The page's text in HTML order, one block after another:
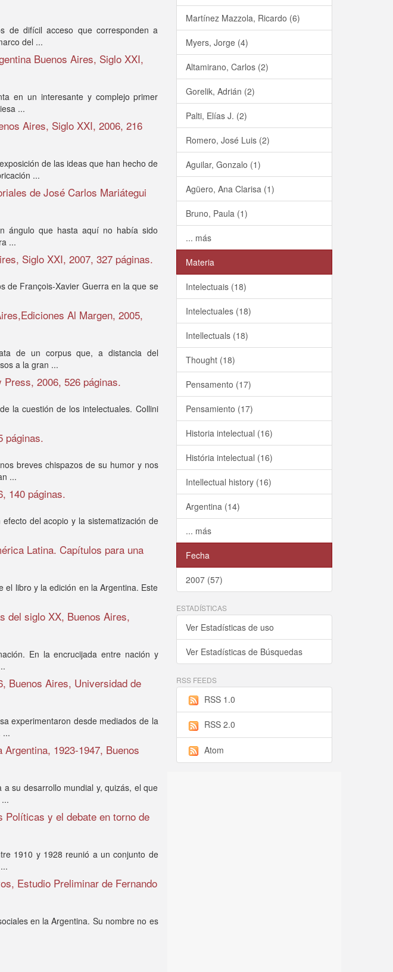
de difícil acceso que corresponden a
del ...
Buenos Aires, Siglo XXI,
en un interesante y complejo primer
...
Aires, Siglo XXI, 2006, 216
de las ideas que han hecho de
...
de José Carlos Mariátegui
ángulo que hasta aquí no había sido
...
Siglo XXI, 2007, 327 páginas.
de François-Xavier Guerra en la que se
Al Margen, 2005,
de un corpus que, a distancia del
a la gran ...
2006, 526 páginas.
la cuestión de los intelectuales. Collini
páginas.
breves chispazos de su humor y nos
...
140 páginas.
del acopio y la sistematización de
Latina. Capítulos para una
libro y la edición en la Argentina. Este
del siglo XX, Buenos Aires,
En la encrucijada entre nación y
Buenos Aires, Universidad de
experimentaron desde mediados de la
...
1923-1947, Buenos
su desarrollo mundial y, quizás, el que
Políticas y el debate en torno de
1910 y 1928 reunió a un conjunto de
Estudio Preliminar de Fernando
en la Argentina. Su nombre no es
Martínez Mazzola, Ricardo (6)
Myers, Jorge (4)
Altamirano, Carlos (2)
Gorelik, Adrián (2)
Palti, Elías J. (2)
Romero, José Luis (2)
Aguilar, Gonzalo (1)
Agüero, Ana Clarisa (1)
Bruno, Paula (1)
... más
Materia
Intelectuais (18)
Intelectuales (18)
Intellectuals (18)
Thought (18)
Pensamento (17)
Pensamiento (17)
Historia intelectual (16)
História intelectual (16)
Intellectual history (16)
Argentina (14)
... más
Fecha
2007 (57)
ESTADÍSTICAS
Ver Estadísticas de uso
Ver Estadísticas de Búsquedas
RSS FEEDS
RSS 1.0
RSS 2.0
Atom